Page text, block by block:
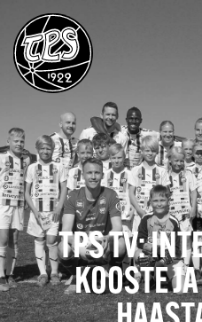
TPS TV:
KOOSTE